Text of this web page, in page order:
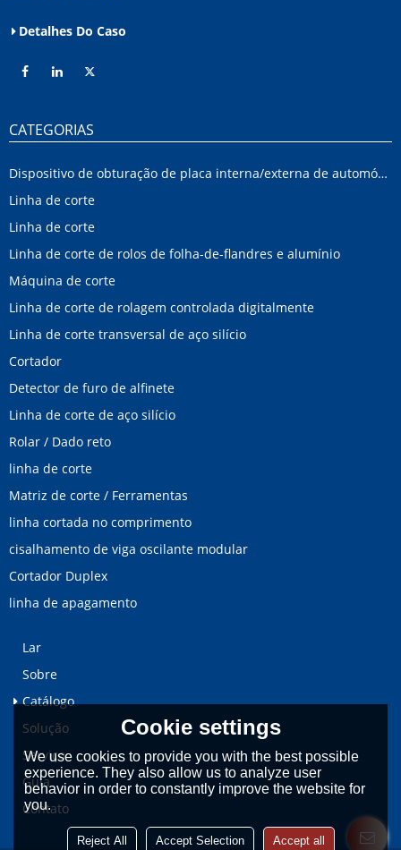
Detalhes Do Caso
CATEGORIAS
Dispositivo de obturação de placa interna/externa de automóvel
Linha de corte
Linha de corte
Linha de corte de rolos de folha-de-flandres e alumínio
Máquina de corte
Linha de corte de rolagem controlada digitalmente
Linha de corte transversal de aço silício
Cortador
Detector de furo de alfinete
Linha de corte de aço silício
Rolar / Dado reto
linha de corte
Matriz de corte / Ferramentas
linha cortada no comprimento
cisalhamento de viga oscilante modular
Cortador Duplex
linha de apagamento
Lar
Sobre
Catálogo
Solução
Serviço
Guia
Contato
Cookie settings
We use cookies to provide you with the best possible
experience. They also allow us to analyze user
behavior in order to constantly improve the website for
you.
Reject All Accept Selection Accept all